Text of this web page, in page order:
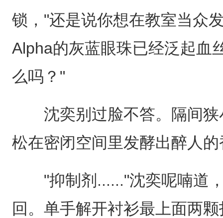
锁，"还是说你想在教室当众
Alpha的灰蓝眼珠已经泛起血
么吗？"
沈奕别过脸不答。隔间狭
松在密闭空间里发酵出醉人的
"抑制剂......"沈奕呢喃道，
回。单手解开衬衫最上面两